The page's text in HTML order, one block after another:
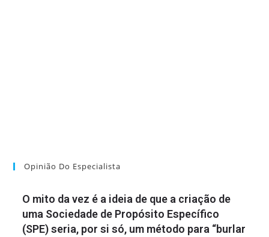
Opinião Do Especialista
O mito da vez é a ideia de que a criação de
uma Sociedade de Propósito Específico
(SPE) seria, por si só, um método para “burlar